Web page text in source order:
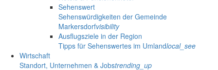
Sehenswert
Sehenswürdigkeiten der Gemeinde
Markersdorfvisibility
Ausflugsziele in der Region
Tipps für Sehenswertes im Umlandlocal_see
Wirtschaft
Standort, Unternehmen & Jobstrending_up